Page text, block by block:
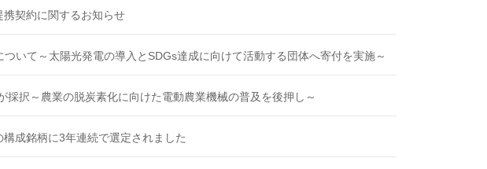
契約に関するお知らせ
いて～太陽光発電の導入とSDGs達成に向けて活動する団体へ寄付を実施～
択～農業の脱炭素化に向けた電動農業機械の普及を後押し～
成銘柄に3年連続で選定されました